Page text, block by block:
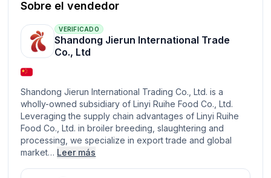
Sobre el vendedor
VERIFICADO
Shandong Jierun International Trade
Co., Ltd
Shandong Jierun International Trading Co., Ltd. is a
wholly-owned subsidiary of Linyi Ruihe Food Co., Ltd.
Leveraging the supply chain advantages of Linyi Ruihe
Food Co., Ltd. in broiler breeding, slaughtering and
processing, we specialize in export trade and global
market… Leer más